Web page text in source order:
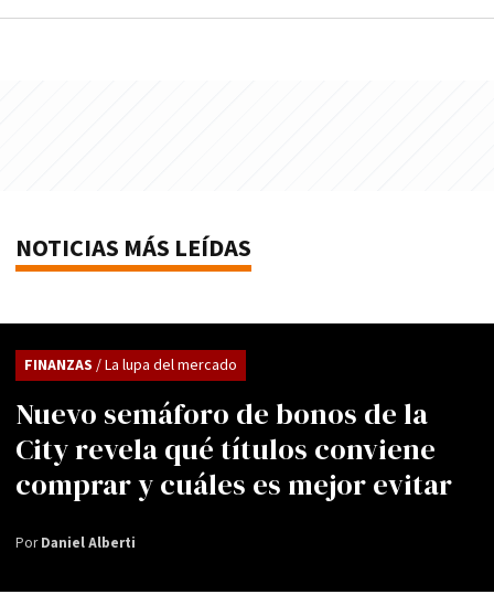
NOTICIAS MÁS LEÍDAS
Nuevo semáforo de bonos de la
City revela qué títulos conviene
comprar y cuáles es mejor evitar
FINANZAS / La lupa del mercado
PorDaniel Alberti